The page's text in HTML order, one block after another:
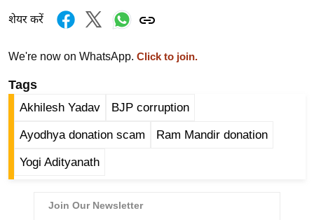
हॉ
वु
ड
फि
स
मी
शेयर करें
We're now on WhatsApp. Click to join.
Tags
Akhilesh Yadav BJP corruption
Ayodhya donation scam Ram Mandir donation
Yogi Adityanath